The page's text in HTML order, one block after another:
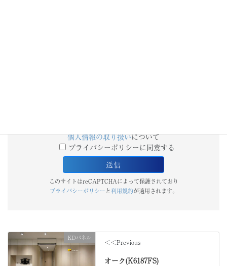
個人情報の取り扱いについて
プライバシーポリシーに同意する
このサイトはreCAPTCHAによって保護されており
プライバシーポリシーと利用規約が適用されます。
KDパネル
＜＜Previous
オーク(K6187FS)